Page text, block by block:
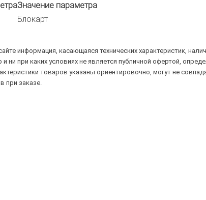
Значение параметра
Блокарт
информация, касающаяся технических характеристик,
ни при каких условиях не является публичной офертой,
товаров указаны ориентировочно, могут не
при заказе.